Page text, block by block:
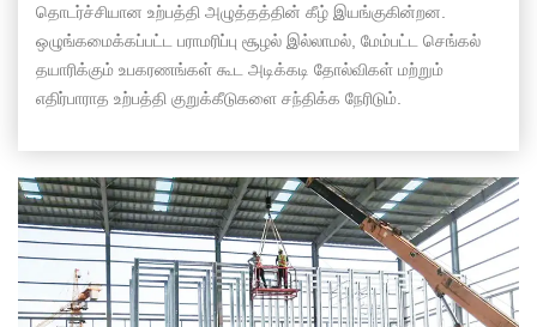
தொடர்ச்சியான உற்பத்தி அழுத்தத்தின் கீழ் இயங்குகின்றன.
ஒழுங்கமைக்கப்பட்ட பராமரிப்பு சூழல் இல்லாமல், மேம்பட்ட செங்கல்
தயாரிக்கும் உபகரணங்கள் கூட அடிக்கடி தோல்விகள் மற்றும்
எதிர்பாராத உற்பத்தி குறுக்கீடுகளை சந்திக்க நேரிடும்.